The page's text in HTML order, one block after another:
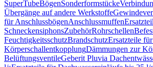
SuperTubeBögenSonderformstücke
Übergänge auf andere Werkstoffe
für AnschlussbögenAnschlussmuffen
SchneckensiphonsZubehörRohrschellen
FeuchtigkeitsschutzBrandschutzErsatzteile
KörperschallentkopplungDämmungen zur
BelüftungsventileGeberit Pluvia